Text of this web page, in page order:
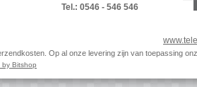
Tel.: 0546 - 546 546
Op al onze levering zijn van toepassing
by Bitshop